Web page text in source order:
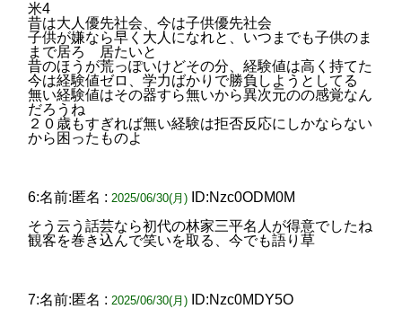
米4
昔は大人優先社会、今は子供優先社会
子供が嫌なら早く大人になれと、いつまでも子供のま
まで居ろ 居たいと
昔のほうが荒っぽいけどその分、経験値は高く持てた
今は経験値ゼロ、学力ばかりで勝負しようとしてる
無い経験値はその器すら無いから異次元のの感覚なん
だろうね
２０歳もすぎれば無い経験は拒否反応にしかならない
から困ったものよ
6:名前:匿名 : 2025/06/30(月)
ID:Nzc0ODM0M
そう云う話芸なら初代の林家三平名人が得意でしたね
観客を巻き込んで笑いを取る、今でも語り草
7:名前:匿名 : 2025/06/30(月)
ID:Nzc0MDY5O